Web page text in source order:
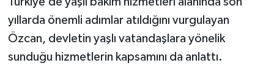
yıllarda önemli adımlar atıldığını vurgulayan
Özcan, devletin yaşlı vatandaşlara yönelik
sunduğu hizmetlerin kapsamını da anlattı.